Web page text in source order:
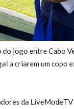
jogo entre Cabo
a criarem um copo
da